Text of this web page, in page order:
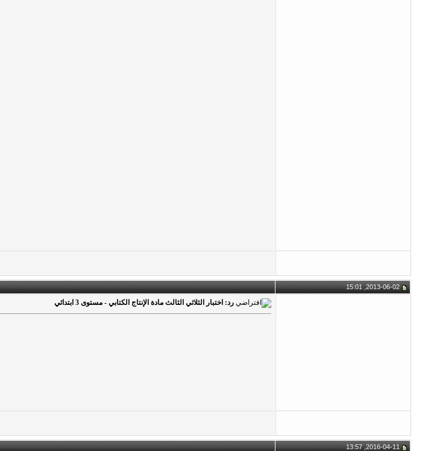
2013-06-02, 15:01
رد: اختبار الثلاثي الثالث مادة الإنتاج الكتابي - مستوى 3 ابتدائي
2016-04-11, 13:57